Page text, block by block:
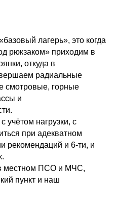
лагерь», это когда
рюкзаком» приходим в
откуда в
радиальные
смотровые, горные
и
учётом нагрузки, с
при адекватном
рекомендаций и 6-ти, и
местном ПСО и МЧС,
пункт и наш